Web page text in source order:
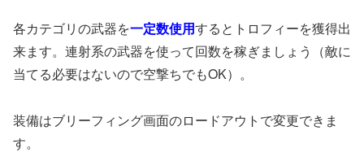
各カテゴリの武器を一定数使用するとトロフィーを獲得出
来ます。連射系の武器を使って回数を稼ぎましょう（敵に
当てる必要はないので空撃ちでもOK）。
装備はブリーフィング画面のロードアウトで変更できま
す。